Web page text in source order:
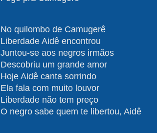
No quilombo de Camugerê
Liberdade Aidê encontrou
Juntou-se aos negros irmãos
Descobriu um grande amor
Hoje Aidê canta sorrindo
Ela fala com muito louvor
Liberdade não tem preço
O negro sabe quem te libertou, Aidê